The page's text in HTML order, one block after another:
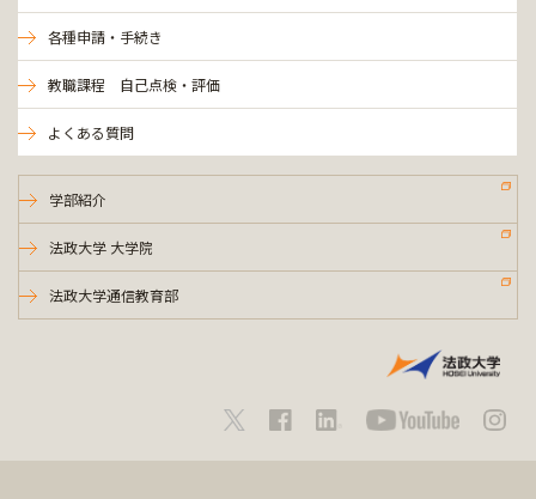
各種申請・手続き
教職課程 自己点検・評価
よくある質問
学部紹介
法政大学 大学院
法政大学通信教育部